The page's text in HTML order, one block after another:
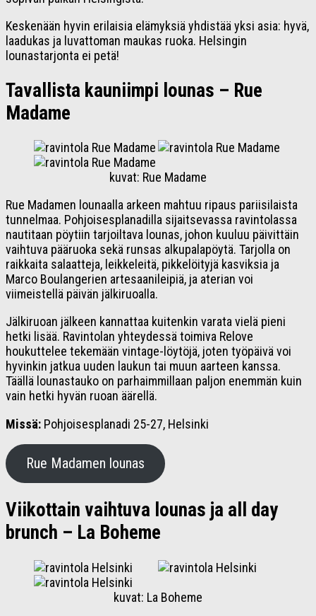
Keskenään hyvin erilaisia elämyksiä yhdistää yksi asia: hyvä,
laadukas ja luvattoman maukas ruoka. Helsingin
lounastarjonta ei petä!
Tavallista kauniimpi lounas – Rue
Madame
kuvat: Rue Madame
Rue Madamen lounaalla arkeen mahtuu ripaus pariisilaista
tunnelmaa. Pohjoisesplanadilla sijaitsevassa ravintolassa
nautitaan pöytiin tarjoiltava lounas, johon kuuluu päivittäin
vaihtuva pääruoka sekä runsas alkupalapöytä. Tarjolla on
raikkaita salaatteja, leikkeleitä, pikkelöityjä kasviksia ja
Marco Boulangerien artesaanileipiä, ja aterian voi
viimeistellä päivän jälkiruoalla.
Jälkiruoan jälkeen kannattaa kuitenkin varata vielä pieni
hetki lisää. Ravintolan yhteydessä toimiva Relove
houkuttelee tekemään vintage-löytöjä, joten työpäivä voi
hyvinkin jatkua uuden laukun tai muun aarteen kanssa.
Täällä lounastauko on parhaimmillaan paljon enemmän kuin
vain hetki hyvän ruoan äärellä.
Missä: Pohjoisesplanadi 25-27, Helsinki
Rue Madamen lounas
Viikottain vaihtuva lounas ja all day
brunch – La Boheme
kuvat: La Boheme